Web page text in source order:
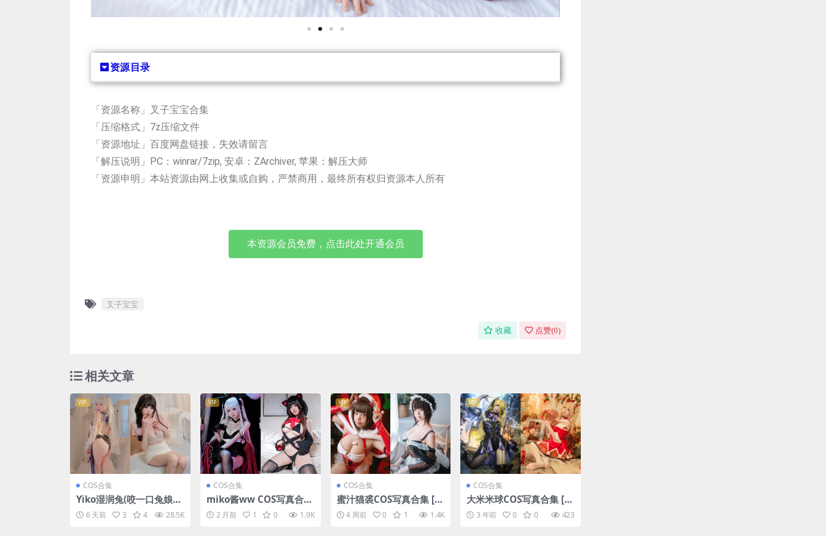
资源目录
「资源名称」叉子宝宝合集
「压缩格式」7z压缩文件
「资源地址」百度网盘链接，失效请留言
「解压说明」PC：winrar/7zip, 安卓：ZArchiver, 苹果：解压大师
「资源申明」本站资源由网上收集或自购，严禁商用，最终所有权归资源本人所有
本资源会员免费，点击此处开通会员
叉子宝宝
收藏 点赞(0)
相关文章
VIP
COS合集
Yiko湿润兔(咬一口兔娘ov
o)COS写真合集 [281套]
[持续更新]
6 天前 3 4 28.5K
VIP
COS合集
miko酱ww COS写真合集
[93套][持续更新]
2 月前 1 0 1.9K
VIP
COS合集
蜜汁猫裘COS写真合集 [1
29套][持续更新]
4 周前 0 1 1.4K
VIP
COS合集
大米米球COS写真合集 [9
套][持续更新]
3 年前 0 0 423